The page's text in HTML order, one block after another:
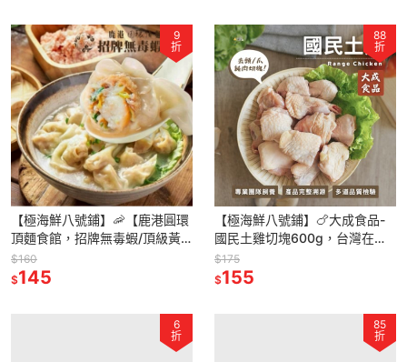
9
折
【極海鮮八號鋪】🦐【鹿港圓環
頂麵食館，招牌無毒蝦/頂級黃
金干貝餛飩】皮薄餡多 · 鮮甜彈
牙 · 家常快煮好味道
$160
$145
88
折
【極海鮮八號鋪】🍗大成食品-
國民土雞切塊600g，台灣在地
飼養 土雞× 去頭去爪 × 乾淨純
肉切塊，品質看得見
$175
$155
6
折
85
折